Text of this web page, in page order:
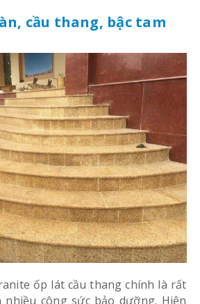
cầu thang, bậc tam
ốp lát cầu thang chính là rất
công sức bảo dưỡng. Hiện